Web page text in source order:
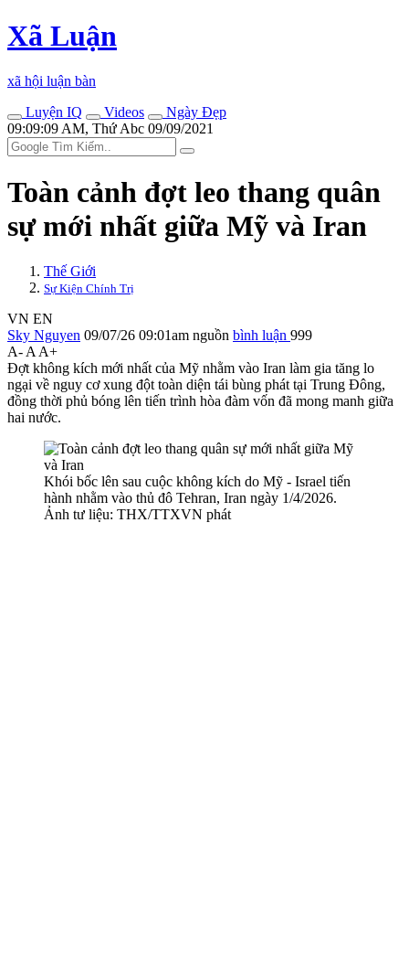
Xã Luận
xã hội luận bàn
Luyện IQ
Videos
Ngày Đẹp
09:09:09 AM, Thứ Abc 09/09/2021
Toàn cảnh đợt leo thang quân
sự mới nhất giữa Mỹ và Iran
Thế Giới
Sự Kiện Chính Trị
VN EN
Sky Nguyen 09/07/26 09:01am nguồn bình luận 999
A- A A+
Đợt không kích mới nhất của Mỹ nhằm vào Iran làm gia tăng lo
ngại về nguy cơ xung đột toàn diện tái bùng phát tại Trung Đông,
đồng thời phủ bóng lên tiến trình hòa đàm vốn đã mong manh giữa
hai nước.
Khói bốc lên sau cuộc không kích do Mỹ - Israel tiến
hành nhằm vào thủ đô Tehran, Iran ngày 1/4/2026.
Ảnh tư liệu: THX/TTXVN phát